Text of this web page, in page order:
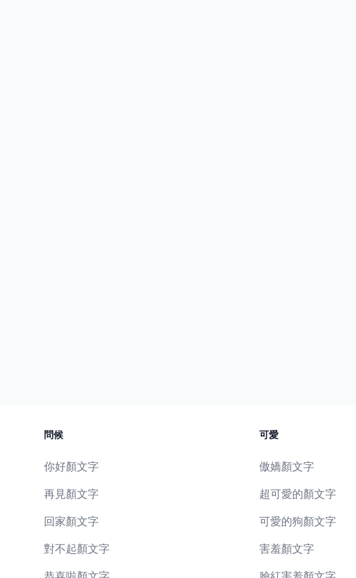
問候
你好顏文字
再見顏文字
回家顏文字
對不起顏文字
可愛
傲嬌顏文字
超可愛的顏文字
可愛的狗顏文字
害羞顏文字